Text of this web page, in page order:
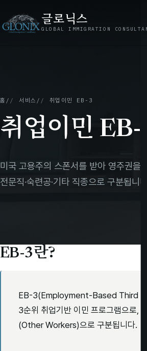
글로닉스
GLOBAL IMMIGRATION
홈 / 서비스 / 취업이민 EB-3
취업이민 EB-3
미국 고용주의 스폰서를 받아 영주권을
전문직·숙련공·기타 직종으로 구분됩니다.
EB-3란?
EB-3(Employment-Based Third
3순위 취업기반 이민 프로그램으로
(Other Workers)으로 구분됩니다.